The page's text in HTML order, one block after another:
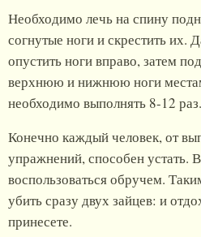
Необходимо лечь на спину
согнутые ноги и скрестить их.
опустить ноги вправо, затем
верхнюю и нижнюю ноги
необходимо выполнять 8-12 раз.
Конечно каждый человек, от
упражнений, способен устать.
воспользоваться обручем.
убить сразу двух зайцев: и
принесете.